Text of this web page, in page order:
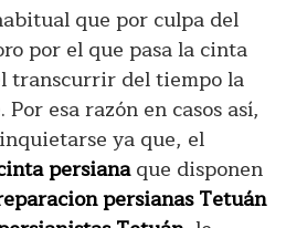
que por culpa del
por el que pasa la cinta
transcurrir del tiempo la
esa razón en casos así,
ya que, el
persianaque disponen
persianas Tetuán